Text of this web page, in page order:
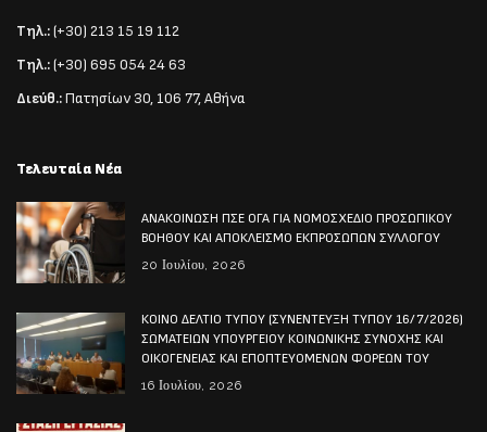
Τηλ.:(+30) 213 15 19 112
Τηλ.:(+30) 695 054 24 63
Διεύθ.:Πατησίων 30, 106 77, Αθήνα
Τελευταία Νέα
ΑΝΑΚΟΙΝΩΣΗ ΠΣΕ ΟΓΑ ΓΙΑ ΝΟΜΟΣΧΕΔΙΟ ΠΡΟΣΩΠΙΚΟΥ
ΒΟΗΘΟΥ ΚΑΙ ΑΠΟΚΛΕΙΣΜΟ ΕΚΠΡΟΣΩΠΩΝ ΣΥΛΛΟΓΟΥ
20 Ιουλίου, 2026
ΚΟΙΝΟ ΔΕΛΤΙΟ ΤΥΠΟΥ (ΣΥΝΕΝΤΕΥΞΗ ΤΥΠΟΥ 16/7/2026)
ΣΩΜΑΤΕΙΩΝ ΥΠΟΥΡΓΕΙΟΥ ΚΟΙΝΩΝΙΚΗΣ ΣΥΝΟΧΗΣ ΚΑΙ
ΟΙΚΟΓΕΝΕΙΑΣ ΚΑΙ ΕΠΟΠΤΕΥΟΜΕΝΩΝ ΦΟΡΕΩΝ ΤΟΥ
16 Ιουλίου, 2026